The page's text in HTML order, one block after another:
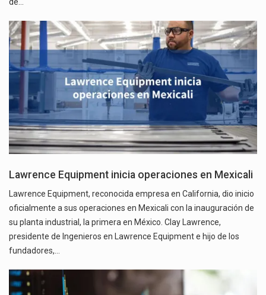
Lawrence Equipment inicia operaciones en Mexicali
Lawrence Equipment, reconocida empresa en California, dio inicio
oficialmente a sus operaciones en Mexicali con la inauguración de
su planta industrial, la primera en México. Clay Lawrence,
presidente de Ingenieros en Lawrence Equipment e hijo de los
fundadores,…